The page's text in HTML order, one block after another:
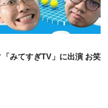
みてすぎTV」に出演 お笑